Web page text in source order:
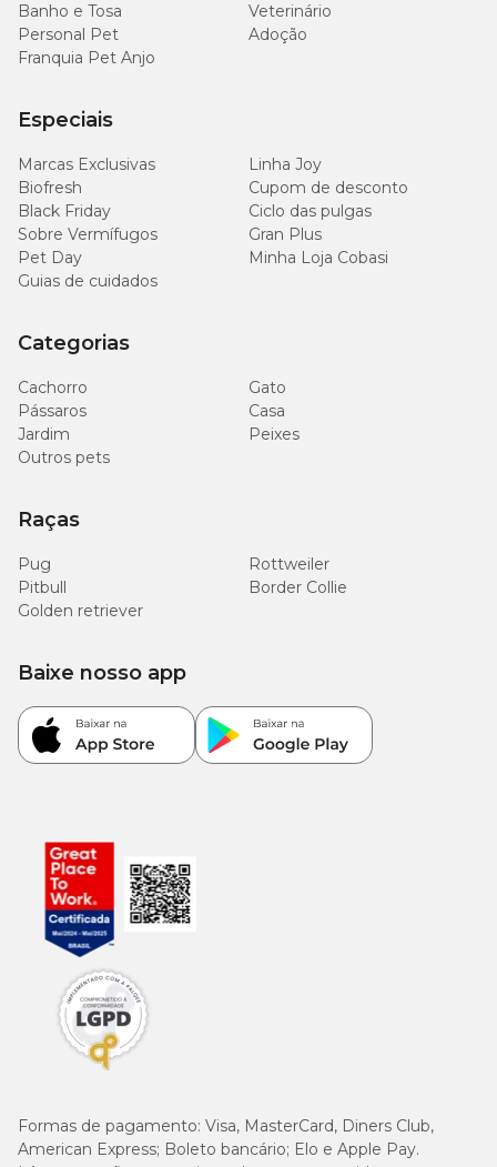
Banho e Tosa
Veterinário
Personal Pet
Adoção
Franquia Pet Anjo
Especiais
Marcas Exclusivas
Linha Joy
Biofresh
Cupom de desconto
Black Friday
Ciclo das pulgas
Sobre Vermífugos
Gran Plus
Pet Day
Minha Loja Cobasi
Guias de cuidados
Categorias
Cachorro
Gato
Pássaros
Casa
Jardim
Peixes
Outros pets
Raças
Pug
Rottweiler
Pitbull
Border Collie
Golden retriever
Formas de pagamento: Visa, MasterCard, Diners Club,
American Express; Boleto bancário; Elo e Apple Pay.
Baixe nosso app